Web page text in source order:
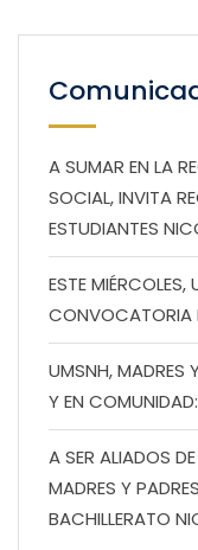
A SUMAR EN LA
SOCIAL, INVITA
ESTUDIANTES
ESTE
CONVOCATORIA
UMSNH, MADRES
Y EN
A SER ALIADOS
MADRES Y
BACHILLERATO